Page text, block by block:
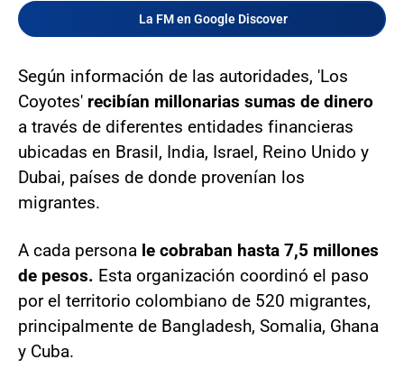
La FM en Google Discover
Según información de las autoridades, 'Los
Coyotes' recibían millonarias sumas de dinero
a través de diferentes entidades financieras
ubicadas en Brasil, India, Israel, Reino Unido y
Dubai, países de donde provenían los
migrantes.
A cada persona le cobraban hasta 7,5 millones
de pesos. Esta organización coordinó el paso
por el territorio colombiano de 520 migrantes,
principalmente de Bangladesh, Somalia, Ghana
y Cuba.